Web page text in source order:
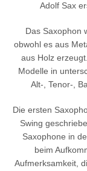
Adolf Sax
Das Saxophon
obwohl es aus
aus Holz
Modelle in
Alt-, Tenor-,
Die ersten
Swing
Saxophone in
beim
Aufmerksamkeit,